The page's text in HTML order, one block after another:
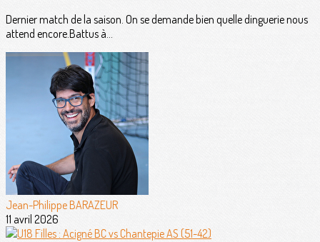
Dernier match de la saison. On se demande bien quelle dinguerie nous
attend encore.Battus à...
Jean-Philippe BARAZEUR
11 avril 2026